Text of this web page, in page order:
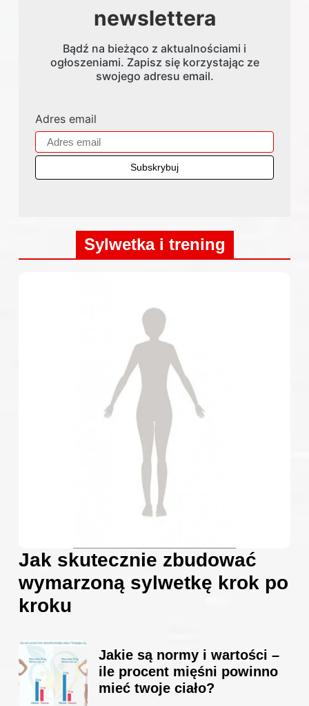
newslettera
Bądź na bieżąco z aktualnościami i
ogłoszeniami. Zapisz się korzystając ze
swojego adresu email.
Adres email
Sylwetka i trening
Jak skutecznie zbudować
wymarzoną sylwetkę krok po
kroku
Jakie są normy i wartości –
ile procent mięśni powinno
mieć twoje ciało?